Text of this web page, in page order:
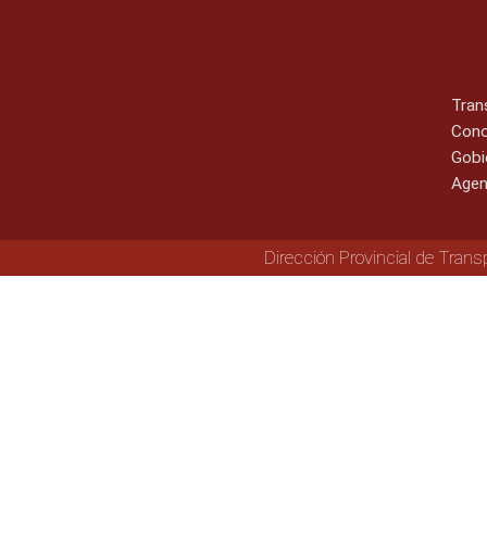
Dirección Provincial de